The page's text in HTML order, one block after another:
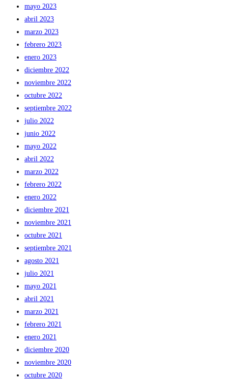
mayo 2023
abril 2023
marzo 2023
febrero 2023
enero 2023
diciembre 2022
noviembre 2022
octubre 2022
septiembre 2022
julio 2022
junio 2022
mayo 2022
abril 2022
marzo 2022
febrero 2022
enero 2022
diciembre 2021
noviembre 2021
octubre 2021
septiembre 2021
agosto 2021
julio 2021
mayo 2021
abril 2021
marzo 2021
febrero 2021
enero 2021
diciembre 2020
noviembre 2020
octubre 2020